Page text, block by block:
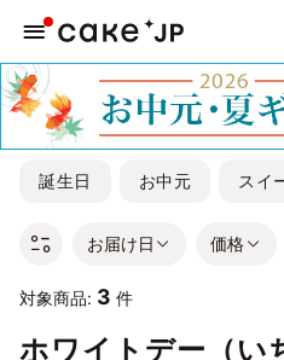
誕生日 お中元 スイ
お届け日 価格
対象商品: 3 件
ホワイトデー（い